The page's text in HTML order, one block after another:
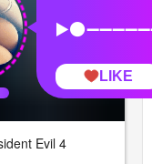
Evil 4